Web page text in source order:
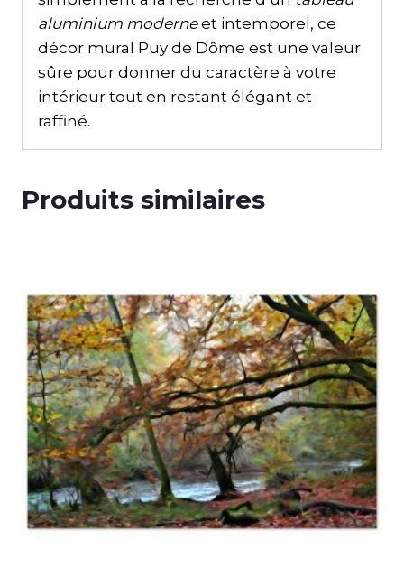
aluminium moderneet intemporel, ce
décor mural Puy de Dôme est une valeur
sûre pour donner du caractère à votre
intérieur tout en restant élégant et
raffiné.
Produits similaires